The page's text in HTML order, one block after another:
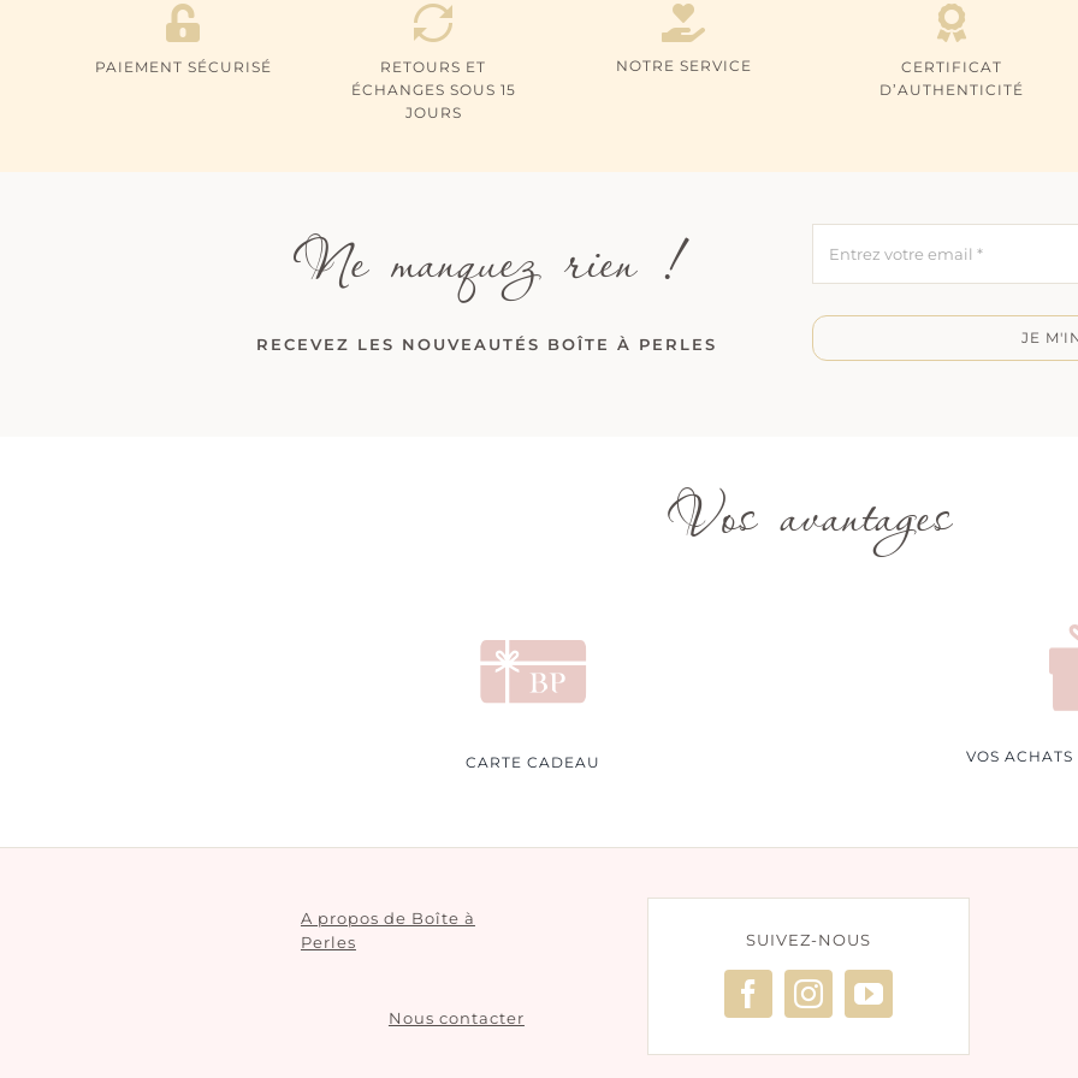
PAIEMENT SÉCURISÉ
RETOURS ET
ÉCHANGES SOUS 15
JOURS
NOTRE SERVICE
CERTIFICAT
D’AUTHENTICITÉ
Ne manquez rien !
RECEVEZ LES NOUVEAUTÉS BOÎTE À PERLES JE
Vos avantages
CARTE CADEAU VOS ACHATS
A propos de Boîte à
Perles
Nous contacter
SUIVEZ-NOUS